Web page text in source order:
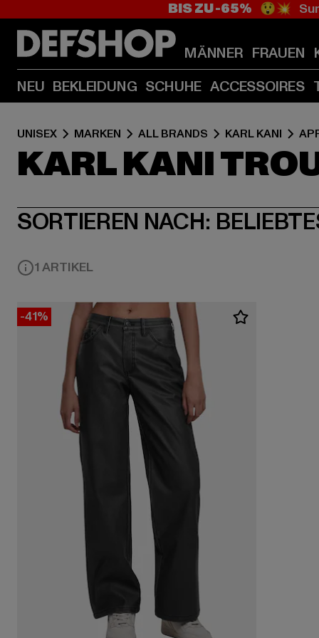
BIS ZU -65% 😲💥
MÄNNER FRAUEN
NEU BEKLEIDUNG SCHUHE ACCESSOIRES
UNISEX MARKEN ALL BRANDS KARL KANI
KARL KANI
SORTIEREN NACH:
1 ARTIKEL
-41%